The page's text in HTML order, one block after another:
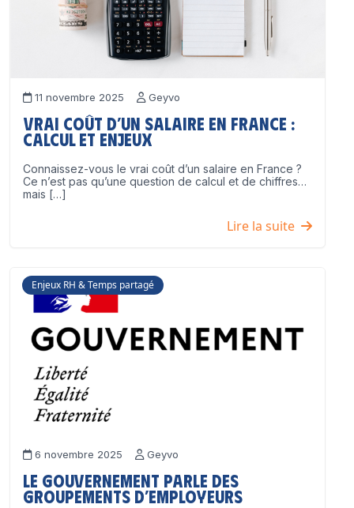
11 novembre 2025 Geyvo
Vrai coût d’un salaire en France :
calcul et enjeux
Connaissez-vous le vrai coût d’un salaire en France ?
Ce n’est pas qu’une question de calcul et de chiffres…
mais […]
Lire la suite
Enjeux RH & Temps partagé
6 novembre 2025 Geyvo
Le Gouvernement parle des
groupements d’employeurs